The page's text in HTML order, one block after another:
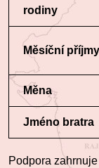
rodiny
Měsíční příjmy
Měna
Jméno bratra
Podpora